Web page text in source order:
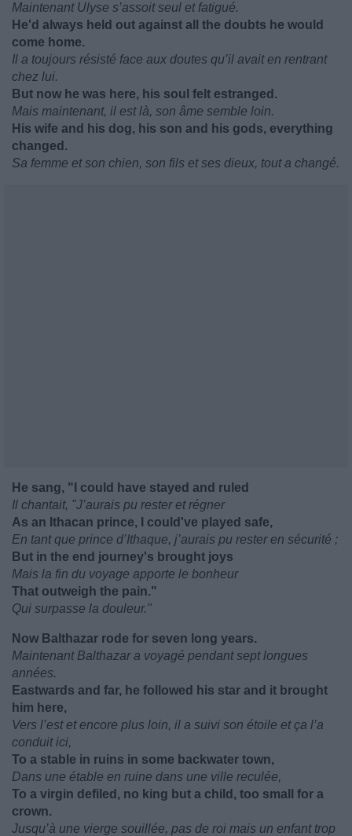
Maintenant Ulyse s’assoit seul et fatigué.
He'd always held out against all the doubts he would
come home.
Il a toujours résisté face aux doutes qu’il avait en rentrant
chez lui.
But now he was here, his soul felt estranged.
Mais maintenant, il est là, son âme semble loin.
His wife and his dog, his son and his gods, everything
changed.
Sa femme et son chien, son fils et ses dieux, tout a changé.
He sang, "I could have stayed and ruled
Il chantait, "J’aurais pu rester et régner
As an Ithacan prince, I could've played safe,
En tant que prince d’Ithaque, j’aurais pu rester en sécurité ;
But in the end journey's brought joys
Mais la fin du voyage apporte le bonheur
That outweigh the pain."
Qui surpasse la douleur."
Now Balthazar rode for seven long years.
Maintenant Balthazar a voyagé pendant sept longues
années.
Eastwards and far, he followed his star and it brought
him here,
Vers l’est et encore plus loin, il a suivi son étoile et ça l’a
conduit ici,
To a stable in ruins in some backwater town,
Dans une étable en ruine dans une ville reculée,
To a virgin defiled, no king but a child, too small for a
crown.
Jusqu’à une vierge souillée, pas de roi mais un enfant trop